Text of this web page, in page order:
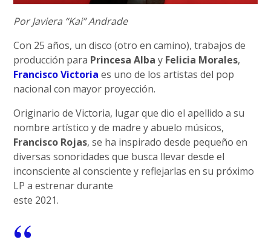
Por Javiera “Kai” Andrade
Con 25 años, un disco (otro en camino), trabajos de
producción para Princesa Alba y Felicia Morales,
Francisco Victoria es uno de los artistas del pop
nacional con mayor proyección.
Originario de Victoria, lugar que dio el apellido a su
nombre artístico y de madre y abuelo músicos,
Francisco Rojas, se ha inspirado desde pequeño en
diversas sonoridades que busca llevar desde el
inconsciente al consciente y reflejarlas en su próximo
LP a estrenar durante
este 2021.